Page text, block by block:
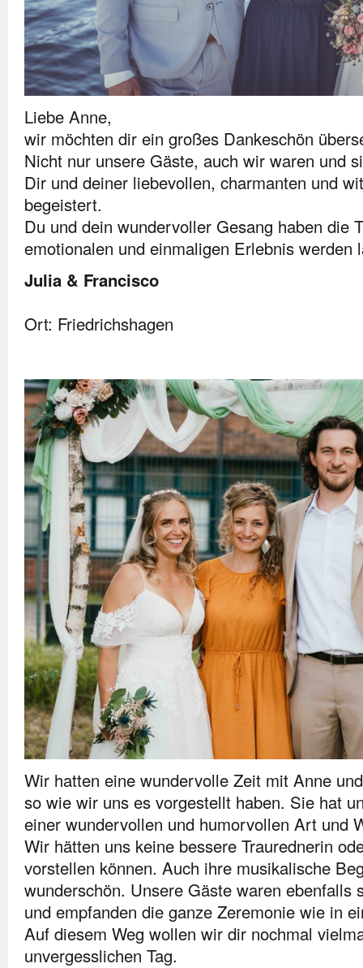
Liebe Anne,
wir möchten dir ein großes Dankeschön
Nicht nur unsere Gäste, auch wir waren und
Dir und deiner liebevollen, charmanten und
begeistert.
Du und dein wundervoller Gesang haben die
emotionalen und einmaligen Erlebnis werden
Julia & Francisco
Ort: Friedrichshagen
Wir hatten eine wundervolle Zeit mit Anne
so wie wir uns es vorgestellt haben. Sie hat
einer wundervollen und humorvollen Art und
Wir hätten uns keine bessere Traurednerin
vorstellen können. Auch ihre musikalische
wunderschön. Unsere Gäste waren ebenfalls
und empfanden die ganze Zeremonie wie in
Auf diesem Weg wollen wir dir nochmal
unvergesslichen Tag.